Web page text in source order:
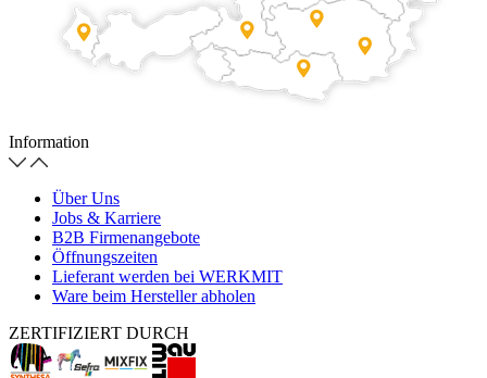
Information
Über Uns
Jobs & Karriere
B2B Firmenangebote
Öffnungszeiten
Lieferant werden bei WERKMIT
Ware beim Hersteller abholen
ZERTIFIZIERT DURCH